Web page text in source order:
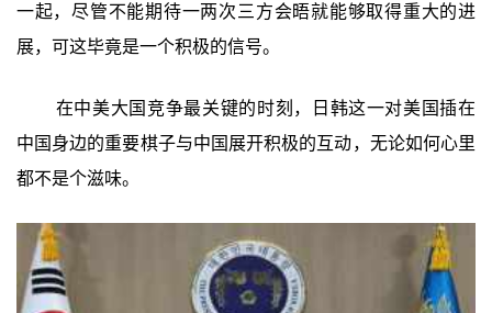
一起，尽管不能期待一两次三方会晤就能够取得重大的进
展，可这毕竟是一个积极的信号。
在中美大国竞争最关键的时刻，日韩这一对美国插在
中国身边的重要棋子与中国展开积极的互动，无论如何心里
都不是个滋味。